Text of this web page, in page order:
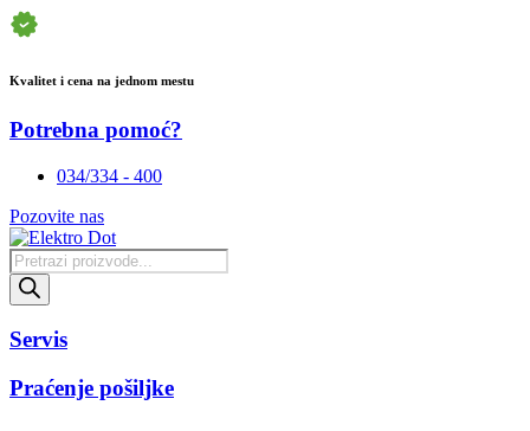
Kvalitet i cena na jednom mestu
Potrebna pomoć?
034/334 - 400
Pozovite nas
Products
search
Servis
Praćenje pošiljke